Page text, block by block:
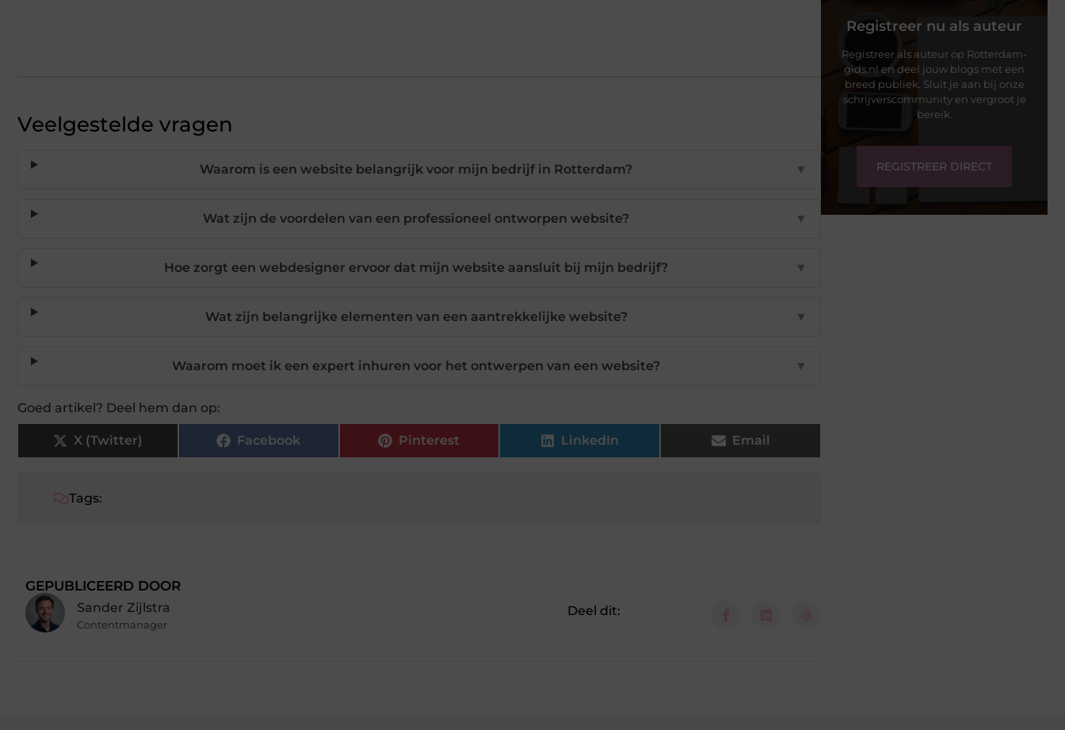
Veelgestelde vragen
Waarom is een website belangrijk voor mijn bedrijf in Rotterdam? ▼
Wat zijn de voordelen van een professioneel ontworpen website? ▼
Hoe zorgt een webdesigner ervoor dat mijn website aansluit bij mijn bedrijf? ▼
Wat zijn belangrijke elementen van een aantrekkelijke website? ▼
Waarom moet ik een expert inhuren voor het ontwerpen van een website? ▼
Goed artikel? Deel hem dan op:
X (Twitter) Facebook Pinterest LinkedIn Email
Tags:
GEPUBLICEERD DOOR
Sander Zijlstra
Contentmanager
Deel dit:
Registreer nu als auteur
Registreer als auteur op Rotterdam-
gids.nl en deel jouw blogs met een
breed publiek. Sluit je aan bij onze
schrijverscommunity en vergroot je
bereik.
REGISTREER DIRECT